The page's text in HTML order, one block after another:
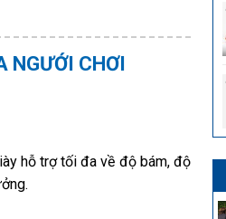
NGƯỚI CHƠI
hỗ trợ tối đa về độ bám, độ